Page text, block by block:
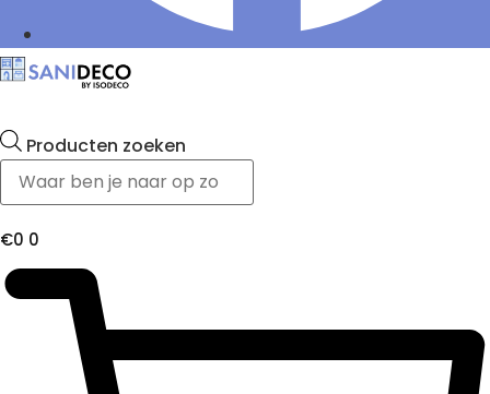
Producten zoeken
€0 0